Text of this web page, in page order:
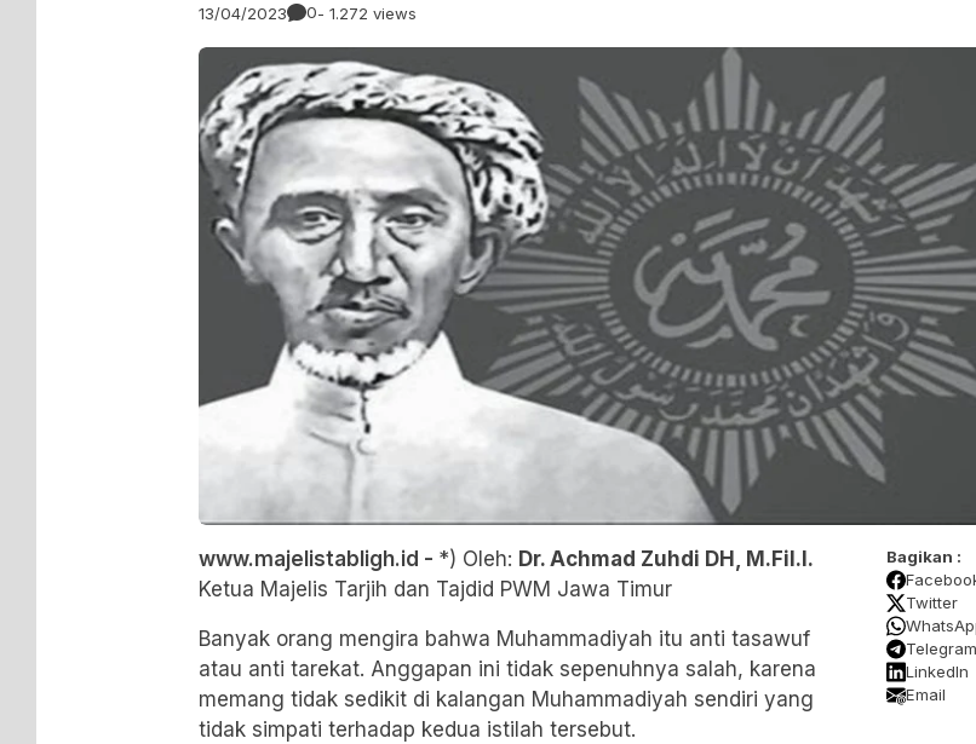
13/04/2023 0- 1.272 views
www.majelistabligh.id - *) Oleh: Dr. Achmad Zuhdi DH, M.Fil.I.
Ketua Majelis Tarjih dan Tajdid PWM Jawa Timur
Banyak orang mengira bahwa Muhammadiyah itu anti tasawuf
atau anti tarekat. Anggapan ini tidak sepenuhnya salah, karena
memang tidak sedikit di kalangan Muhammadiyah sendiri yang
tidak simpati terhadap kedua istilah tersebut.
Bagikan :
Twitter
Telegram
LinkedIn
Email